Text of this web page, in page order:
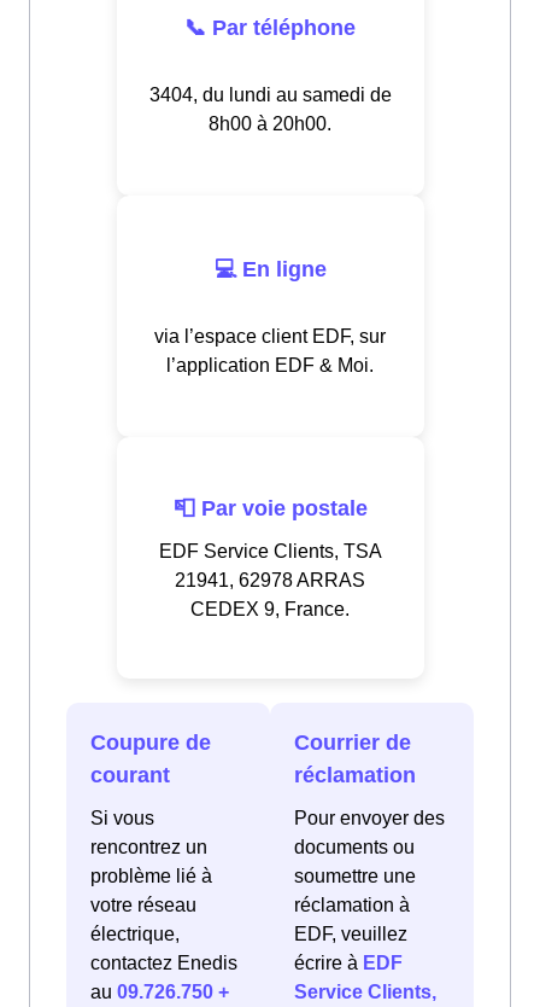
📞 Par téléphone
3404, du lundi au samedi de
8h00 à 20h00.
💻 En ligne
via l’espace client EDF, sur
l’application EDF & Moi.
📮 Par voie postale
EDF Service Clients, TSA
21941, 62978 ARRAS
CEDEX 9, France.
Coupure de
courant
Si vous
rencontrez un
problème lié à
votre réseau
électrique,
contactez Enedis
au 09.726.750 +
Courrier de
réclamation
Pour envoyer des
documents ou
soumettre une
réclamation à
EDF, veuillez
écrire à EDF
Service Clients,